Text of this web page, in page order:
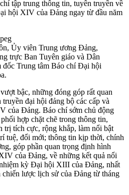
tập trung thông tin, tuyên truyền về
hội XIV của Đảng ngay từ đầu năm
Ủy viên Trung ương Đảng,
trực Ban Tuyên giáo và Dân
đốc Trung tâm Báo chí Đại hội
bậc, những đóng góp rất quan
đại hội đảng bộ các cấp và
của Đảng. Báo chí sớm chủ động
hợp chặt chẽ trong thông tin,
trị tích cực, rộng khắp, làm nổi bật
tuệ, đổi mới; thông tin kịp thời, chính
góp phần quan trọng định hình
của Đảng, về những kết quả nổi
kỳ Đại hội XIII của Đảng, nhất
chiến lược lịch sử của Đảng từ tháng